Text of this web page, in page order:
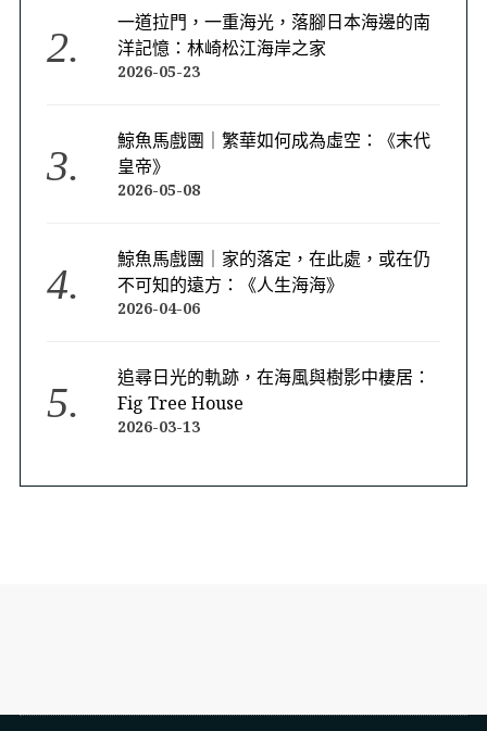
一道拉門，一重海光，落腳日本海邊的南
洋記憶：林崎松江海岸之家
2026-05-23
鯨魚馬戲團｜繁華如何成為虛空：《末代
皇帝》
2026-05-08
鯨魚馬戲團｜家的落定，在此處，或在仍
不可知的遠方：《人生海海》
2026-04-06
追尋日光的軌跡，在海風與樹影中棲居：
Fig Tree House
2026-03-13